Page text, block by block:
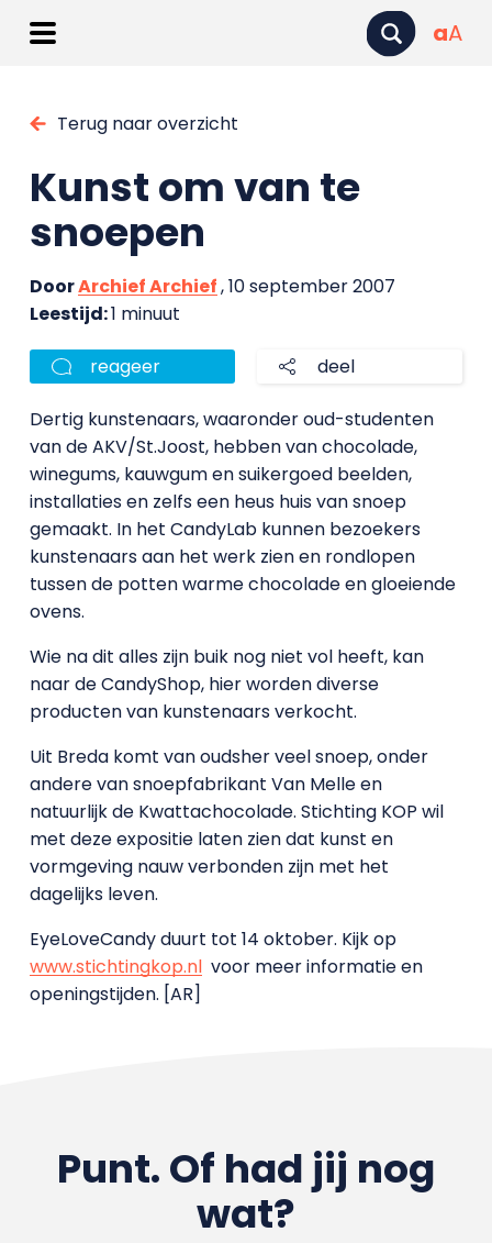
aA
Terug naar overzicht
Kunst om van te
snoepen
DoorArchief Archief, 10 september 2007
Leestijd:1 minuut
reageer deel
Dertig kunstenaars, waaronder oud-studenten
van de AKV/St.Joost, hebben van chocolade,
winegums, kauwgum en suikergoed beelden,
installaties en zelfs een heus huis van snoep
gemaakt. In het CandyLab kunnen bezoekers
kunstenaars aan het werk zien en rondlopen
tussen de potten warme chocolade en gloeiende
ovens.
Wie na dit alles zijn buik nog niet vol heeft, kan
naar de CandyShop, hier worden diverse
producten van kunstenaars verkocht.
Uit Breda komt van oudsher veel snoep, onder
andere van snoepfabrikant Van Melle en
natuurlijk de Kwattachocolade. Stichting KOP wil
met deze expositie laten zien dat kunst en
vormgeving nauw verbonden zijn met het
dagelijks leven.
EyeLoveCandy duurt tot 14 oktober. Kijk op
www.stichtingkop.nl voor meer informatie en
openingstijden. [AR]
Punt. Of had jij nog
wat?